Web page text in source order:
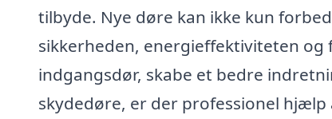
tilbyde. Nye døre kan ikke kun
sikkerheden, energieffektiviteten
indgangsdør, skabe et bedre
skydedøre, er der professionel